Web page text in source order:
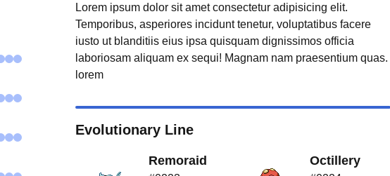
Lorem ipsum dolor sit amet consectetur adipisicing elit.
Temporibus, asperiores incidunt tenetur, voluptatibus facere
iusto ut blanditiis eius ipsa quisquam dignissimos officia
laboriosam aliquam ex sequi! Magnam nam praesentium quas.
lorem
Evolutionary Line
Remoraid Octillery